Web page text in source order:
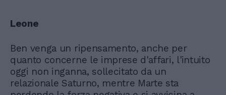
Leone
Ben venga un ripensamento, anche per
quanto concerne le imprese d'affari, l'intuito
oggi non inganna, sollecitato da un
relazionale Saturno, mentre Marte sta